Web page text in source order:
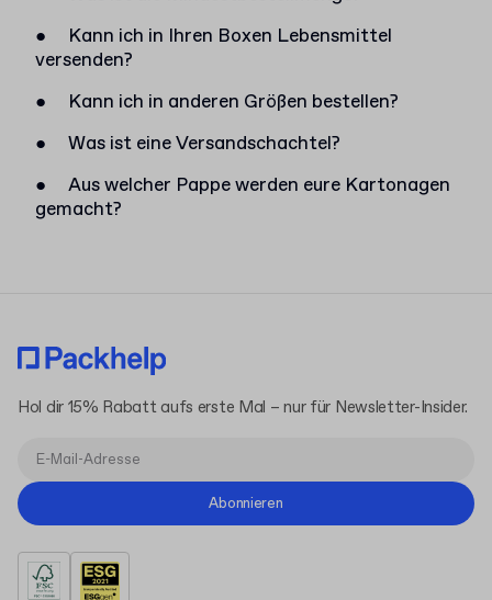
●
Kann ich in Ihren Boxen Lebensmittel
versenden?
●
Kann ich in anderen Größen bestellen?
●
Was ist eine Versandschachtel?
●
Aus welcher Pappe werden eure Kartonagen
gemacht?
Hol dir 15% Rabatt aufs erste Mal – nur für Newsletter-Insider.
Abonnieren